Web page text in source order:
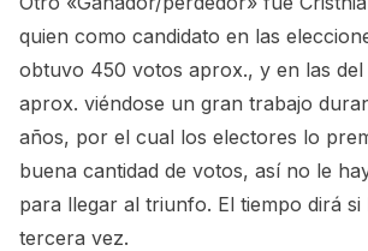
quien como candidato en las
obtuvo 450 votos aprox., y en las del
aprox. viéndose un gran trabajo
años, por el cual los electores lo
buena cantidad de votos, así no le
para llegar al triunfo. El tiempo dirá
tercera vez.